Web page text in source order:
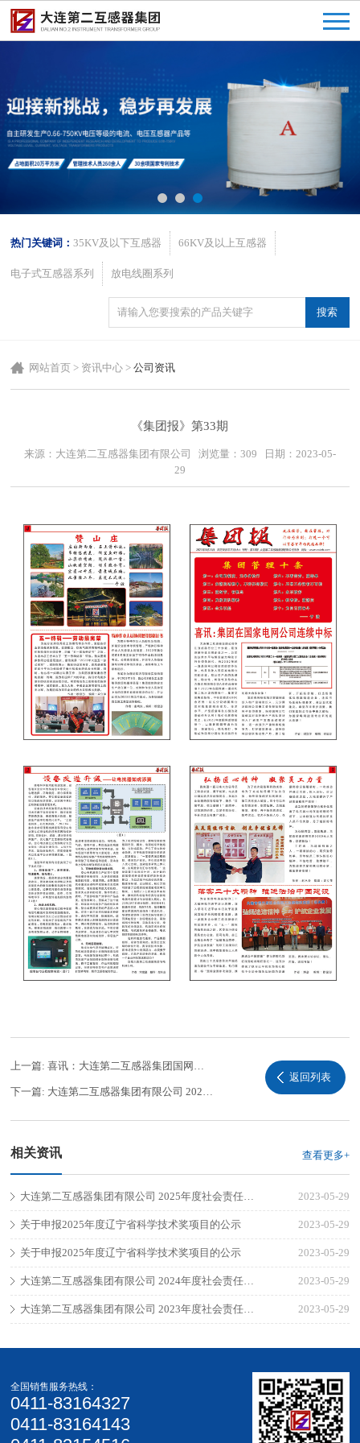
热门关键词：35KV及以下互感器 66KV及以上互感器
电子式互感器系列 放电线圈系列
网站首页 > 资讯中心 >公司资讯
《集团报》第33期
来源：大连第二互感器集团有限公司 浏览量： 309 日期：2023-05-
29
上一篇:喜讯：大连第二互感器集团国网中标！
下一篇: 大连第二互感器集团有限公司 2022年度社会责任报告
返回列表
相关资讯 查看更多+
大连第二互感器集团有限公司 2025年度社会责任报告 2023-05-29
关于申报2025年度辽宁省科学技术奖项目的公示 2023-05-29
关于申报2025年度辽宁省科学技术奖项目的公示 2023-05-29
大连第二互感器集团有限公司 2024年度社会责任报告 2023-05-29
大连第二互感器集团有限公司 2023年度社会责任报告 2023-05-29
全国销售服务热线：
0411-83164327
0411-83164143